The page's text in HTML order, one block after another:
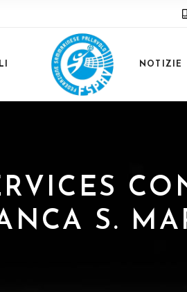
NOTIZIE
S.